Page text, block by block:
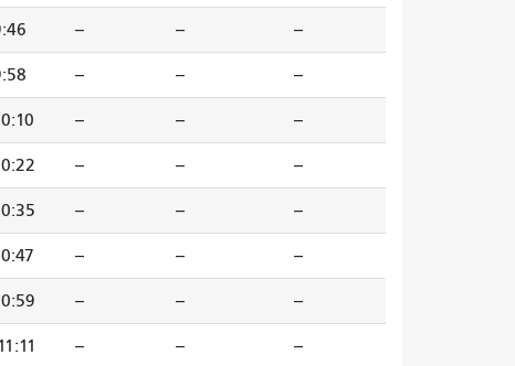
-- -- --
-- -- --
-- -- --
-- -- --
-- -- --
-- -- --
-- -- --
-- -- --